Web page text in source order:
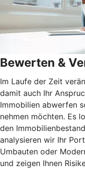
Bewerten &
Im Laufe der Zeit
damit auch Ihr
Immobilien abwerfen
nehmen möchten. Es
den
analysieren wir Ihr
Umbauten oder
und zeigen Ihnen